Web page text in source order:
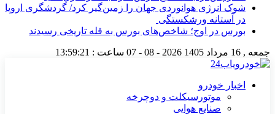
شوک انرژی هوانوردی جهان را زمین‌گیر کرد/ گردشگری اروپا
در آستانه ورشکستگی
بورس در اوج؛ شاخص‌های بورس به قله تاریخی رسیدند
جمعه , 16 مرداد 1405 2026 - 08 - 07 ساعت : 13:59:21
اخبار خودرو
موتورسیکلت و دوچرخه
صنایع هوایی